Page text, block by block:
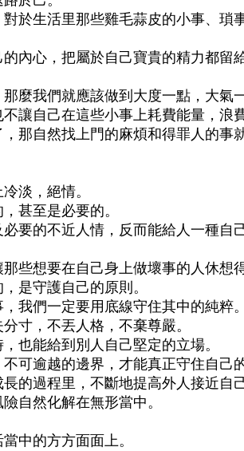
於生活里那些雞毛蒜皮的小事、瑣
內心，把屬於自己寶貴的精力都留
麼我們就應該做到大度一點，大氣一
讓自己在這些小事上耗費能量，浪費
那自然找上門的麻煩和得罪人的事就
淡，絕情。
甚至是必要的。
要的不近人情，反而能給人一種自
些想要在自己身上做壞事的人休想得
是守護自己的原則。
我們一定要用底線守住其中的純粹。
寸，不丟人格，不棄尊嚴。
也能給到別人自己堅定的立場。
可逾越的邊界，才能真正守住自己的
的過程里，不斷地提高外人接近自
自然化解在無形當中。
中的方方面面上。